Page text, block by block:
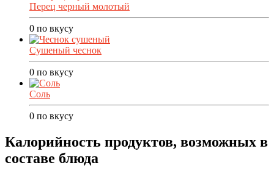
Перец черный молотый
0 по вкусу
Сушеный чеснок
0 по вкусу
Соль
0 по вкусу
Калорийность продуктов, возможных в
составе блюда